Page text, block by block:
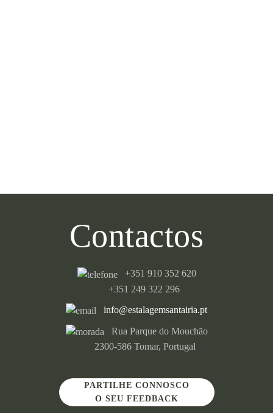
Contactos
+351 910 352 620
+351 249 322 296
info@estalagemsantairia.pt
Rua Parque do Mouchão
2300-586 Tomar, Portugal
PARTILHE CONNOSCO
O SEU FEEDBACK